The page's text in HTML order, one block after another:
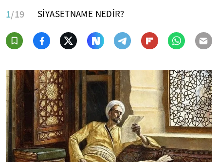
1/19 SİYASETNAME NEDİR?